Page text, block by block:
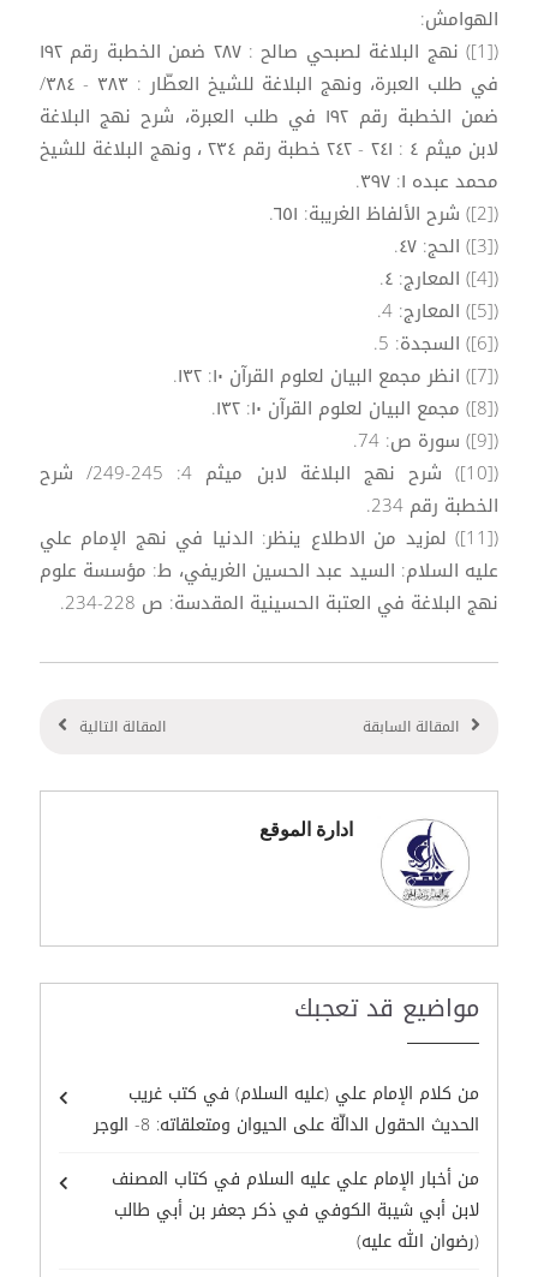
الهوامش:
([1]) نهج البلاغة لصبحي صالح : ۲۸۷ ضمن الخطبة رقم ۱۹۲
في طلب العبرة، ونهج البلاغة للشيخ العطّار : ٣٨٣ - ٣٨٤/
ضمن الخطبة رقم ۱۹۲ في طلب العبرة، شرح نهج البلاغة
لابن میثم ٤ : ٢٤١ - ٢٤٢ خطبة رقم ٢٣٤ ، ونهج البلاغة للشيخ
محمد عبده ۱: ۳۹۷.
([2]) شرح الألفاظ الغريبة: ٦٥١.
([3]) الحج: ٤٧.
([4]) المعارج: ٤.
([5]) المعارج: 4.
([6]) السجدة: 5.
([7]) انظر مجمع البيان لعلوم القرآن ۱۰: ۱۳۲.
([8]) مجمع البيان لعلوم القرآن ۱۰: ۱۳۲.
([9]) سورة ص: 74.
([10]) شرح نهج البلاغة لابن ميثم 4: 245-249/ شرح
الخطبة رقم 234.
([11]) لمزيد من الاطلاع ينظر: الدنيا في نهج الإمام علي
عليه السلام: السيد عبد الحسين الغريفي، ط: مؤسسة علوم
نهج البلاغة في العتبة الحسينية المقدسة: ص 228-234.
المقالة السابقة المقالة التالية
ادارة الموقع
مواضيع قد تعجبك
من كلام الإمام علي (عليه السلام) في كتب غريب
الحديث الحقول الدالّة على الحيوان ومتعلقاته: 8- الوجر
من أخبار الإمام علي عليه السلام في كتاب المصنف
لابن أبي شيبة الكوفي في ذكر جعفر بن أبي طالب
(رضوان الله عليه)